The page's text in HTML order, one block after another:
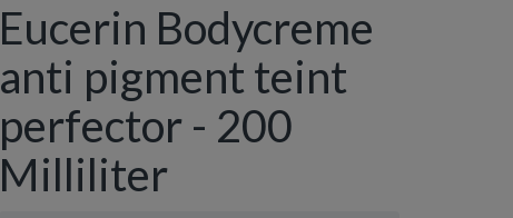
Eucerin Bodycreme
anti pigment teint
perfector - 200
Milliliter